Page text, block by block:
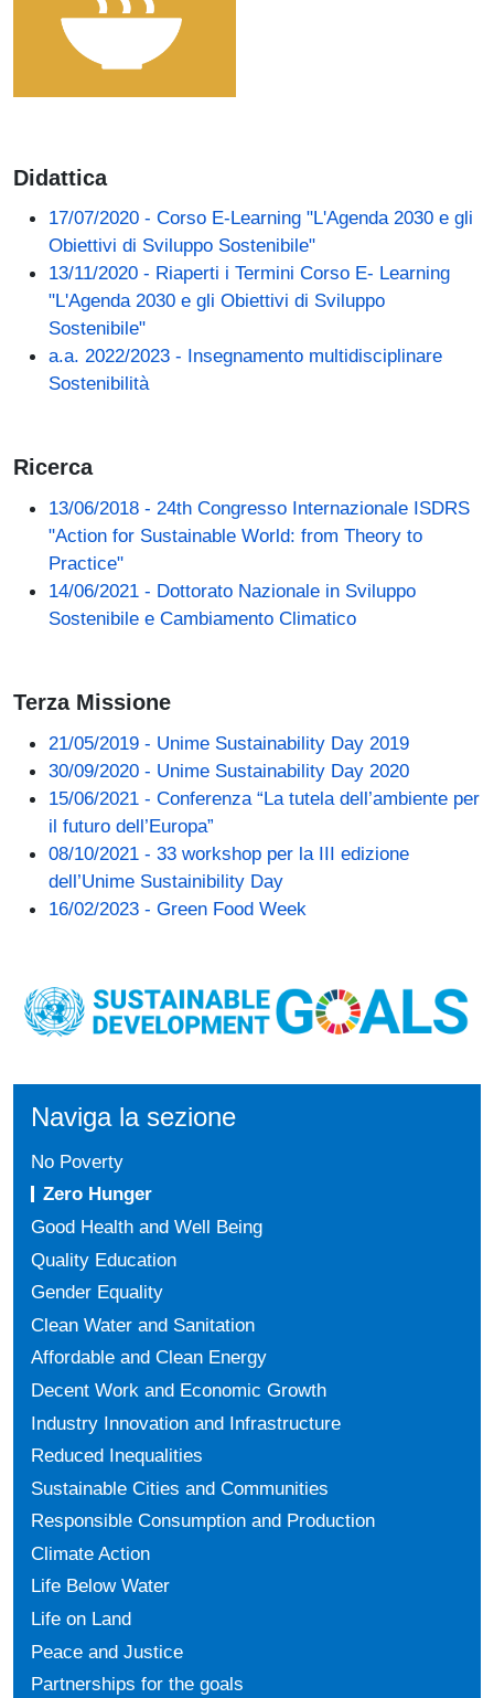
Didattica
17/07/2020 - Corso E-Learning "L'Agenda 2030 e gli
Obiettivi di Sviluppo Sostenibile"
13/11/2020 - Riaperti i Termini Corso E- Learning
"L'Agenda 2030 e gli Obiettivi di Sviluppo
Sostenibile"
a.a. 2022/2023 - Insegnamento multidisciplinare
Sostenibilità
Ricerca
13/06/2018 - 24th Congresso Internazionale ISDRS
"Action for Sustainable World: from Theory to
Practice"
14/06/2021 - Dottorato Nazionale in Sviluppo
Sostenibile e Cambiamento Climatico
Terza Missione
21/05/2019 - Unime Sustainability Day 2019
30/09/2020 - Unime Sustainability Day 2020
15/06/2021 - Conferenza “La tutela dell’ambiente per
il futuro dell’Europa”
08/10/2021 - 33 workshop per la III edizione
dell’Unime Sustainibility Day
16/02/2023 - Green Food Week
Naviga la sezione
No Poverty
Zero Hunger
Good Health and Well Being
Quality Education
Gender Equality
Clean Water and Sanitation
Affordable and Clean Energy
Decent Work and Economic Growth
Industry Innovation and Infrastructure
Reduced Inequalities
Sustainable Cities and Communities
Responsible Consumption and Production
Climate Action
Life Below Water
Life on Land
Peace and Justice
Partnerships for the goals